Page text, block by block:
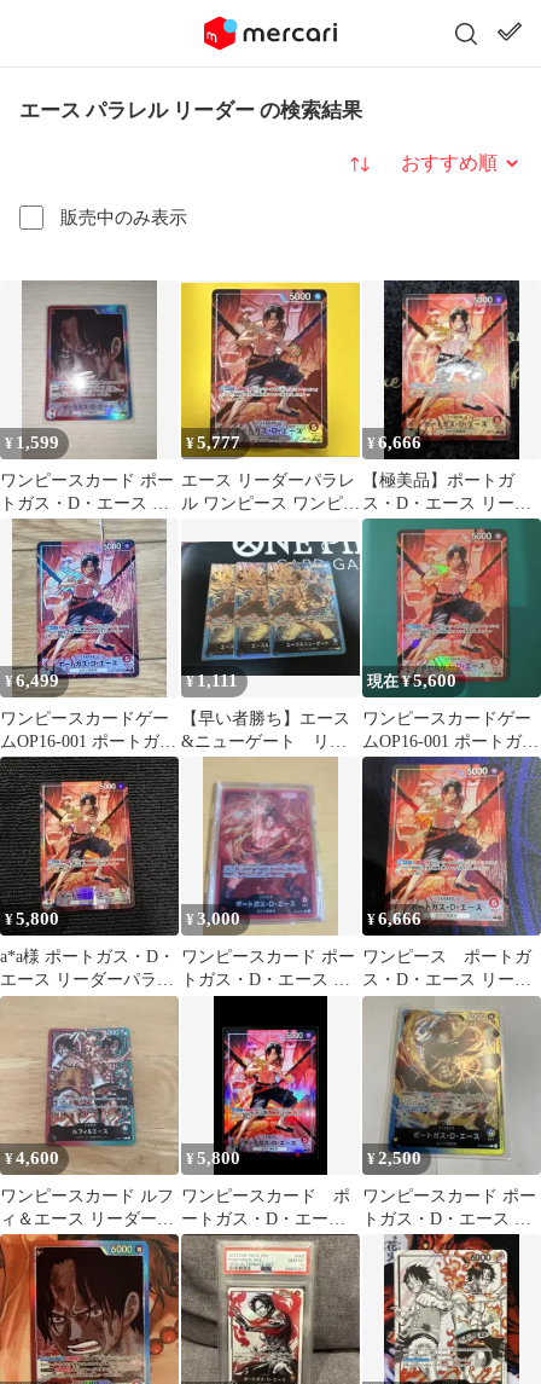
エース パラレル リーダー の検索結果
販売中のみ表示
並び替え
¥ 1,599
ワンピースカード ポー
トガス・D・エース リ
ーダーパラレル
¥5,777
エース リーダーパラレ
ル ワンピース ワンピカ
¥6,666
【極美品】ポートガ
ス・D・エース リーダ
ーパラレル OP16-001
¥6,499
ワンピースカードゲー
ムOP16-001 ポートガ
ス・D・エース リーダ
ーパラレル
¥1,111
【早い者勝ち】エース
&ニューゲート リー
ースカード
現在 ¥5,600
ワンピースカードゲー
ムOP16-001 ポートガ
ス・D・エース リーダ
ーパラレル
¥5,800
a*a様 ポートガス・D・
エース リーダーパラレ
ル 決戦の刻 OP16-
¥3,000
ワンピースカード ポー
トガス・D・エース リ
¥6,666
ワンピース ポートガ
ス・D・エース リーダ
ーパラレル 決戦の刻
リーパラ
¥4,600
ワンピースカード ルフ
ィ＆エース リーダーパ
ラレル
¥5,800
ワンピースカード ポ
ートガス・D・エース
リーダーパラレル
OP16-001
¥2,500
ワンピースカード ポー
トガス・D・エース リ
ーダーパラレル